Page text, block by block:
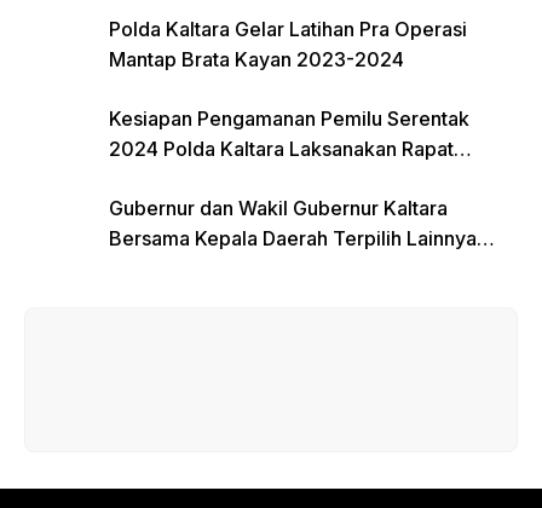
Polda Kaltara Gelar Latihan Pra Operasi
Mantap Brata Kayan 2023-2024
Kesiapan Pengamanan Pemilu Serentak
2024 Polda Kaltara Laksanakan Rapat
Gubernur dan Wakil Gubernur Kaltara
Bersama Kepala Daerah Terpilih Lainnya